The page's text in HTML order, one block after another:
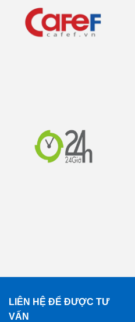
LIÊN HỆ ĐỂ ĐƯỢC TƯ
VẤN